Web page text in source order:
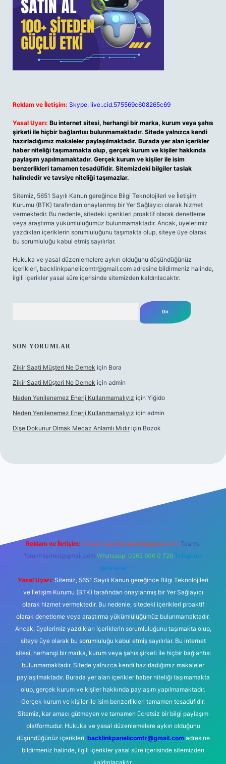
Reklam ve İletişim: Skype: live:.cid.575569c608265c69
Yasal Uyarı: Bu internet sitesi, herhangi bir marka, kurum veya şahıs
şirketi ile hiçbir bağlantısı bulunmamaktadır. Sitede yalnızca kendi
hazırladığımız makaleler paylaşılmaktadır. Burada yer alan içerikler
haber niteliği taşımamakta olup, gerçek kurum ve kişiler hakkında
paylaşım yapılmamaktadır. Gerçek kurum ve kişiler ile isim
benzerlikleri tamamen tesadüfidir. Sitemizdeki bilgiler taslak
halindedir ve tavsiye niteliği taşımazlar.
Sitemiz, 5651 Sayılı Kanun gereğince Bilgi Teknolojileri ve İletişim
Kurumu (BTK) tarafından onaylanmış bir Yer Sağlayıcı olarak hizmet
vermektedir. Bu nedenle, sitedeki içerikleri proaktif olarak denetleme
veya araştırma yükümlülüğümüz bulunmamaktadır. Ancak, üyelerimiz
yazdıkları içeriklerin sorumluluğunu taşımakta olup, siteye üye olarak
bu sorumluluğu kabul etmiş sayılırlar.
Hukuka ve yasal düzenlemelere aykırı olduğunu düşündüğünüz
içerikleri, backlinkpanelicomtr@gmail.com adresine bildirmeniz halinde,
ilgili içerikler yasal süre içerisinde sitemizden kaldırılacaktır.
SON YORUMLAR
Zikir Saati Müşteri Ne Demek için Bora
Zikir Saati Müşteri Ne Demek için admin
Neden Yenilenemez Enerji Kullanmamalıyız için Yiğido
Neden Yenilenemez Enerji Kullanmamalıyız için admin
Dişe Dokunur Olmak Mecaz Anlamlı Mıdır için Bozok
Reklam ve İletişim: E-mail: backlinkpaneli@gmail.com Teams:
forumhizmeti@gmail.com Whatsapp: 0262 606 0 726 Telegram:
@karabul
Yasal Uyarı: Sitemiz, 5651 Sayılı Kanun gereğince Bilgi Teknolojileri
ve İletişim Kurumu (BTK) tarafından onaylanmış bir Yer Sağlayıcı
olarak hizmet vermektedir. Bu nedenle, sitedeki içerikleri proaktif
olarak denetleme veya araştırma yükümlülüğümüz bulunmamaktadır.
Ancak, üyelerimiz yazdıkları içeriklerin sorumluluğunu taşımakta olup,
siteye üye olarak bu sorumluluğu kabul etmiş sayılırlar. Bu internet
sitesi, herhangi bir marka, kurum veya şahıs şirketi ile hiçbir bağlantısı
bulunmamaktadır. Sitede yalnızca kendi hazırladığımız makaleler
paylaşılmaktadır. Burada yer alan içerikler haber niteliği taşımamakta
olup, gerçek kurum ve kişiler hakkında paylaşım yapılmamaktadır.
Gerçek kurum ve kişiler ile isim benzerlikleri tamamen tesadüfidir.
Sitemiz, kar amacı gütmeyen ve tamamen ücretsiz bir bilgi paylaşım
platformudur. Hukuka ve yasal düzenlemelere aykırı olduğunu
düşündüğünüz içerikleri, backlinkpanelicomtr@gmail.comadresine
bildirmeniz halinde, ilgili içerikler yasal süre içerisinde sitemizden
kaldırılacaktır.